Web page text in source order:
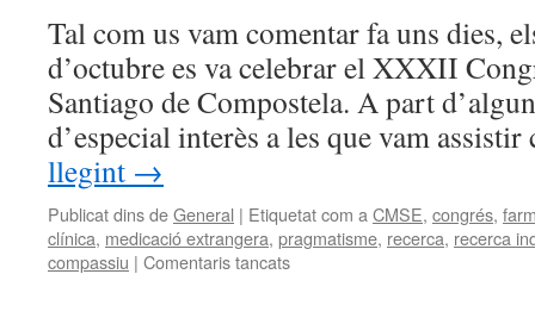
Tal com us vam comentar fa uns dies,
d’octubre es va celebrar el XXXII
Santiago de Compostela. A part
d’especial interès a les que vam
llegint →
Publicat dins deGeneral | Etiquetat com a CMSE, congrés,
clínica, medicació extrangera, pragmatisme, recerca, recerca
compassiu | Comentaris tancats